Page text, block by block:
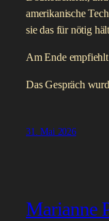
amerikanische
sie das für nötig
Am Ende
Das Gespräch
31. Mai 2026
Marianne